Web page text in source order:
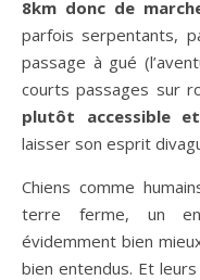
8km donc de
parfois serpentants,
passage à gué
courts passages sur
plutôt accessible
laisser son esprit
Chiens comme
terre ferme, un
évidemment bien
bien entendus. Et